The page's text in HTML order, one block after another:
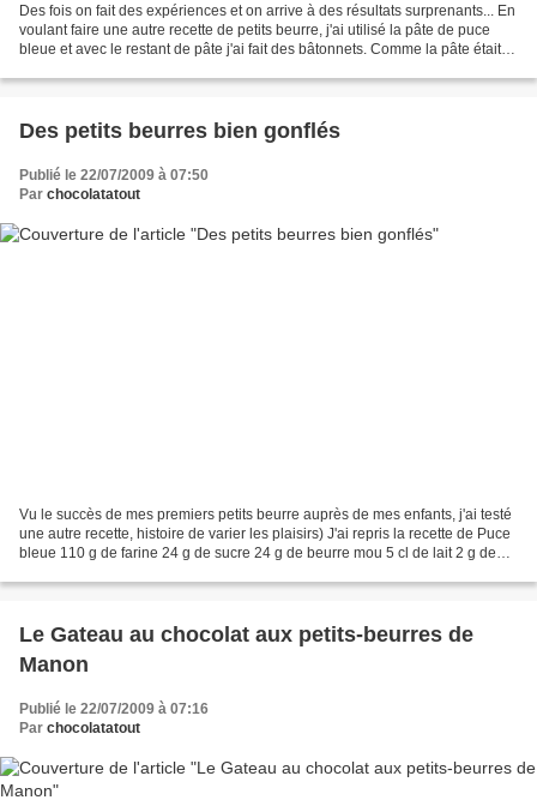
Des fois on fait des expériences et on arrive à des résultats surprenants... En
voulant faire une autre recette de petits beurre, j'ai utilisé la pâte de puce
bleue et avec le restant de pâte j'ai fait des bâtonnets. Comme la pâte était
Des petits beurres bien gonflés
Publié le 22/07/2009 à 07:50
Par chocolatatout
Vu le succès de mes premiers petits beurre auprès de mes enfants, j'ai testé
une autre recette, histoire de varier les plaisirs) J'ai repris la recette de Puce
bleue 110 g de farine 24 g de sucre 24 g de beurre mou 5 cl de lait 2 g de
Le Gateau au chocolat aux petits-beurres de
Manon
Publié le 22/07/2009 à 07:16
Par chocolatatout